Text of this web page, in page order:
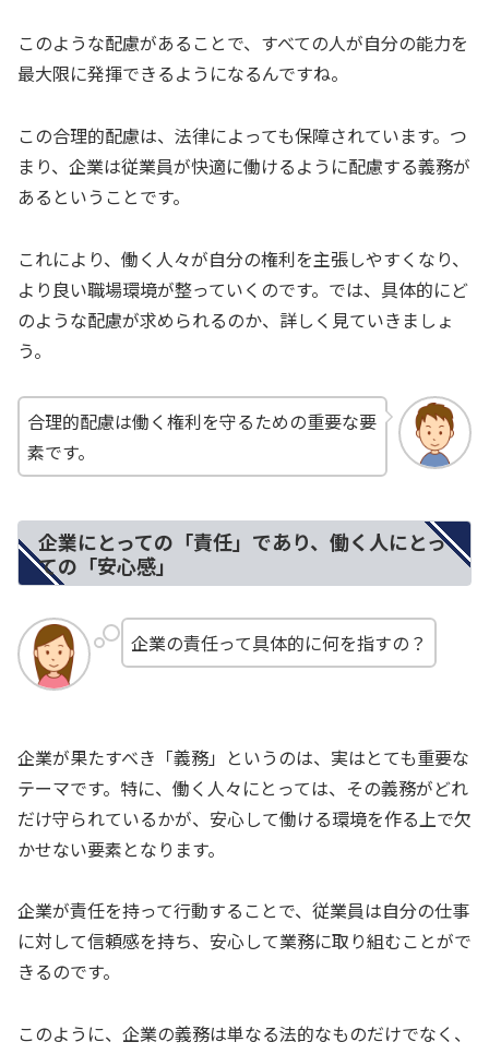
このような配慮があることで、すべての人が自分の能力を
最大限に発揮できるようになるんですね。
この合理的配慮は、法律によっても保障されています。つ
まり、企業は従業員が快適に働けるように配慮する義務が
あるということです。
これにより、働く人々が自分の権利を主張しやすくなり、
より良い職場環境が整っていくのです。では、具体的にど
のような配慮が求められるのか、詳しく見ていきましょ
う。
合理的配慮は働く権利を守るための重要な要
素です。
企業にとっての「責任」であり、働く人にとっ
ての「安心感」
企業の責任って具体的に何を指すの？
企業が果たすべき「義務」というのは、実はとても重要な
テーマです。特に、働く人々にとっては、その義務がどれ
だけ守られているかが、安心して働ける環境を作る上で欠
かせない要素となります。
企業が責任を持って行動することで、従業員は自分の仕事
に対して信頼感を持ち、安心して業務に取り組むことがで
きるのです。
このように、企業の義務は単なる法的なものだけでなく、